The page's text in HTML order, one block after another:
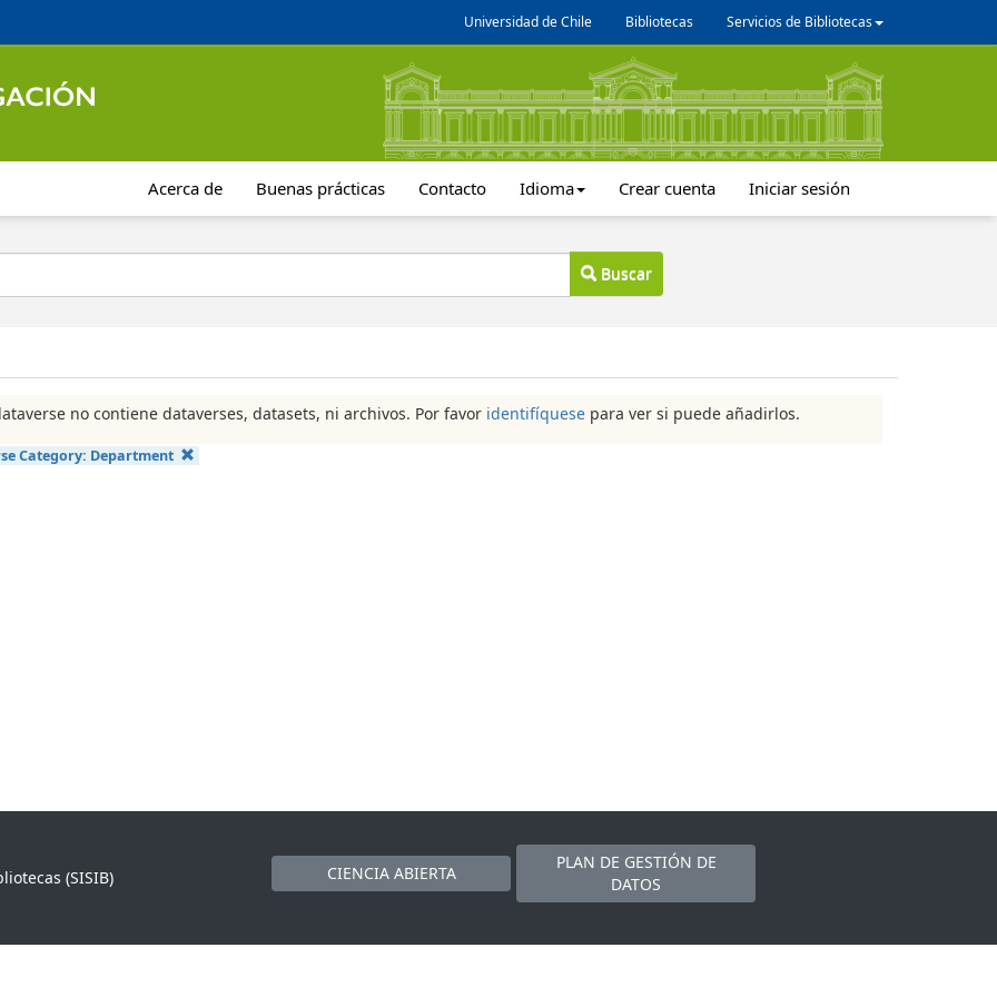
Universidad de Chile Bibliotecas Servicios de Bibliotecas
Acerca de Buenas prácticas Contacto Idioma Crear cuenta Iniciar sesión
Buscar
no contiene dataverses, datasets, ni archivos. Por favor identifíquese para ver si puede añadirlos.
Category: Department
(SISIB)
CIENCIA ABIERTA
PLAN DE GESTIÓN DE
DATOS